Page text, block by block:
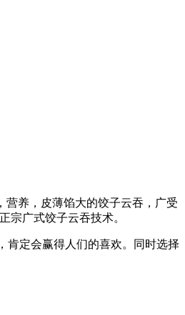
营养，皮薄馅大的饺子云吞，广受
宗广式饺子云吞技术。
肯定会赢得人们的喜欢。同时选择